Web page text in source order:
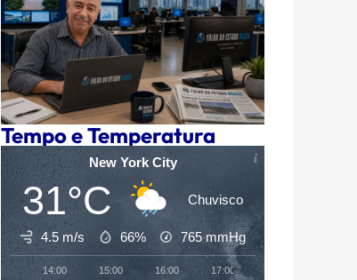
Tempo e Temperatura
New York City
31°C Chuvisco
4.5 m/s 66% 765mmHg
14:00 15:00 16:00 17:00